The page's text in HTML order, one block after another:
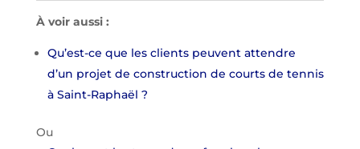
À voir aussi :
Qu’est-ce que les clients peuvent attendre
d’un projet de construction de courts de tennis
à Saint-Raphaël ?
Ou